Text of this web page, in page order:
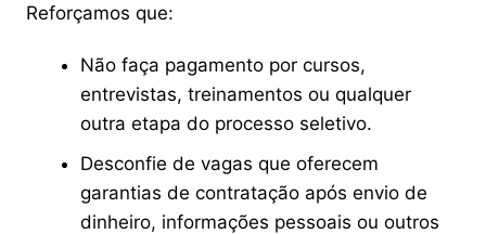
Reforçamos que:
Não faça pagamento por cursos,
entrevistas, treinamentos ou qualquer
outra etapa do processo seletivo.
Desconfie de vagas que oferecem
garantias de contratação após envio de
dinheiro, informações pessoais ou outros